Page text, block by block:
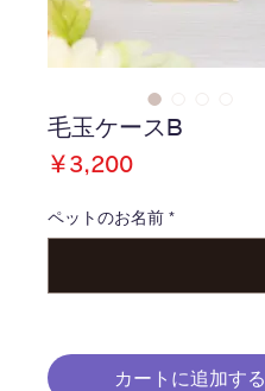
毛玉ケースB
￥3,200価
ペットのお名前 *
カートに追加する